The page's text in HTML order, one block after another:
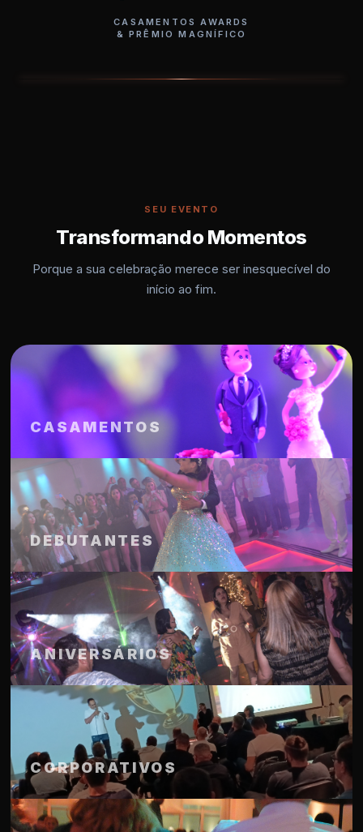
CASAMENTOS AWARDS
& PRÊMIO MAGNÍFICO
SEU EVENTO
Transformando Momentos
Porque a sua celebração merece ser inesquecível do
início ao fim.
CASAMENTOS
DEBUTANTES
ANIVERSÁRIOS
CORPORATIVOS